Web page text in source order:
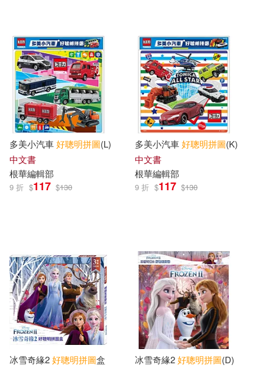
多美小汽車好聰明拼圖(L)
中文書
根華編輯部
9 折 $117 $130
多美小汽車好聰明拼圖(K)
中文書
根華編輯部
9 折 $117 $130
冰雪奇緣2好聰明拼圖盒
冰雪奇緣2好聰明拼圖(D)